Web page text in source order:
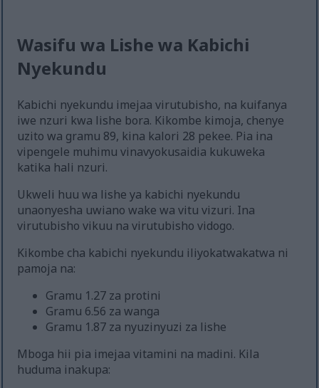
Wasifu wa Lishe wa Kabichi
Nyekundu
Kabichi nyekundu imejaa virutubisho, na kuifanya
iwe nzuri kwa lishe bora. Kikombe kimoja, chenye
uzito wa gramu 89, kina kalori 28 pekee. Pia ina
vipengele muhimu vinavyokusaidia kukuweka
katika hali nzuri.
Ukweli huu wa lishe ya kabichi nyekundu
unaonyesha uwiano wake wa vitu vizuri. Ina
virutubisho vikuu na virutubisho vidogo.
Kikombe cha kabichi nyekundu iliyokatwakatwa ni
pamoja na:
Gramu 1.27 za protini
Gramu 6.56 za wanga
Gramu 1.87 za nyuzinyuzi za lishe
Mboga hii pia imejaa vitamini na madini. Kila
huduma inakupa: